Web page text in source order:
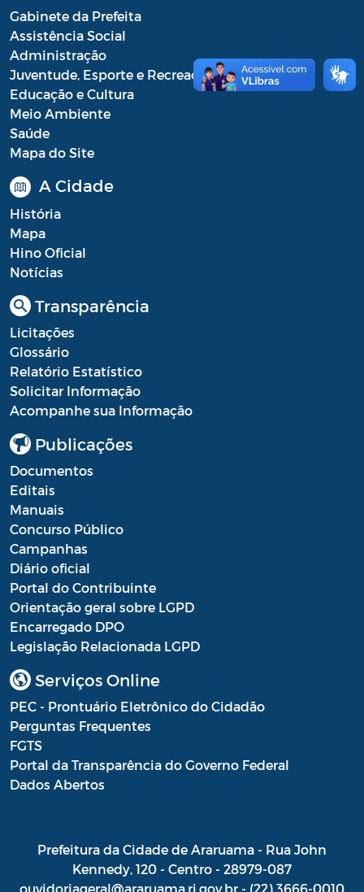
Gabinete da Prefeita
Assistência Social
Administração
Juventude, Esporte e Recreação
Educação e Cultura
Meio Ambiente
Saúde
Mapa do Site
A Cidade
História
Mapa
Hino Oficial
Notícias
Transparência
Licitações
Glossário
Relatório Estatístico
Solicitar Informação
Acompanhe sua Informação
Publicações
Documentos
Editais
Manuais
Concurso Público
Campanhas
Diário oficial
Portal do Contribuinte
Orientação geral sobre LGPD
Encarregado DPO
Legislação Relacionada LGPD
Serviços Online
PEC - Prontuário Eletrônico do Cidadão
Perguntas Frequentes
FGTS
Portal da Transparência do Governo Federal
Dados Abertos
Prefeitura da Cidade de Araruama - Rua John
Kennedy, 120 - Centro - 28979-087
ouvidoriageral@araruama.rj.gov.br - (22) 3666-0010